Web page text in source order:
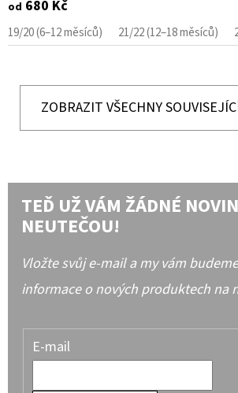
od 680 Kč
19/20 (6–12 měsíců) 21/22 (12–18 měsíců)
ZOBRAZIT VŠECHNY
TEĎ UŽ VÁM ŽÁDNÉ
NEUTEČOU!
Vložte svůj e-mail a my vám
informace o nových produktech na
E-mail